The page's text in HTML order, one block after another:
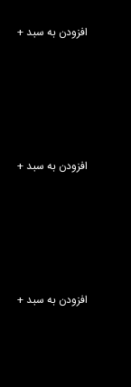
افزودن به سبد +
افزودن به سبد +
افزودن به سبد +